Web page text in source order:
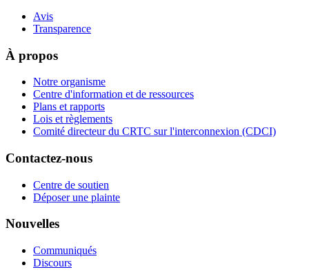
Avis
Transparence
À propos
Notre organisme
Centre d'information et de ressources
Plans et rapports
Lois et règlements
Comité directeur du CRTC sur l'interconnexion (CDCI)
Contactez-nous
Centre de soutien
Déposer une plainte
Nouvelles
Communiqués
Discours